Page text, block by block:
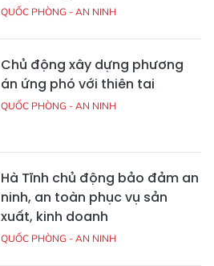
QUỐC PHÒNG - AN NINH
Chủ động xây dựng phương
án ứng phó với thiên tai
QUỐC PHÒNG - AN NINH
Hà Tĩnh chủ động bảo đảm an
ninh, an toàn phục vụ sản
xuất, kinh doanh
QUỐC PHÒNG - AN NINH